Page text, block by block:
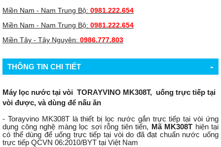
Miền Nam - Nam Trung Bộ: 0981.222.654
Miền Nam - Nam Trung Bộ: 0981.222.654
Miền Tây - Tây Nguyên: 0986.777.803
THÔNG TIN CHI TIẾT -
Máy lọc nước tại vòi TORAYVINO MK308T, uống trực tiếp tại
vòi được, và dùng để nấu ăn
- Torayvino MK308T là thiết bị lọc nước gắn trực tiếp tại vòi ứng
dụng công nghệ màng lọc sợi rỗng tiên tiến,
Mã MK308T hiện tại
có thể dùng để uống trực tiếp tại vòi do đã đạt chuẩn nước uống
trực tiếp QCVN 06:2010/BYT tại Việt Nam